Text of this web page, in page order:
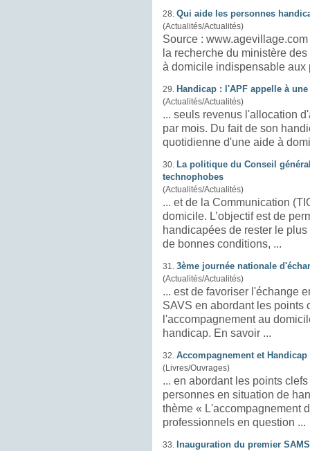
28. Qui aide les personnes
(Actualités/Actualités)
Source : www.agevillage.com Une étude de la Drees, la direction de
la recherche du ministère
à domicile
29. Handicap : l'APF appelle à
(Actualités/Actualités)
... seuls revenus l'allocation
par mois. Du fait de son
quotidienne d'une aide à
30.
La politique du Conseil
technophobes
(Actualités/Actualités)
... et de la Communication
domicile. L’objectif est de
handicapées de rester le
de bonnes conditions, ...
31. 3ème journée nationale
(Actualités/Actualités)
... est de favoriser l'échange
SAVS en abordant les points
l'accompagnement au
handicap. En savoir ...
32. Accompagnement et
(Livres/Ouvrages)
... en abordant les points
personnes en situation de
thème « L'accompagnement
professionnels en question ...
33.
Inauguration du premier